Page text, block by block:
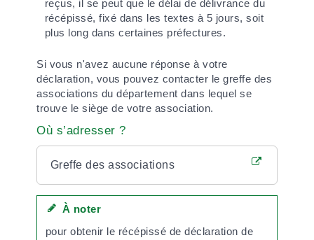
reçus, il se peut que le délai de délivrance du
récépissé, fixé dans les textes à 5 jours, soit
plus long dans certaines préfectures.
Si vous n'avez aucune réponse à votre
déclaration, vous pouvez contacter le greffe des
associations du département dans lequel se
trouve le siège de votre association.
Où s’adresser ?
Greffe des associations
À noter
pour obtenir le récépissé de déclaration de